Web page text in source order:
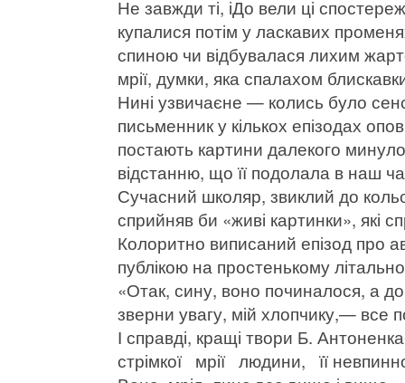
Не завжди ті, іДо вели ці
купалися потім у ласкавих
спиною чи відбувалася лихим
мрії, думки, яка спалахом
Нині узвичаєне — колись було
письменник у кількох епізодах
постають картини далекого
відстанню, що її подолала в наш
Сучасний школяр, звиклий до
сприйняв би «живі картинки», які
Колоритно виписаний епізод про
публікою на простенькому
«Отак, сину, воно починалося, а
зверни увагу, мій хлопчику,— все
І справді, кращі твори Б.
стрімкої мрії людини, її